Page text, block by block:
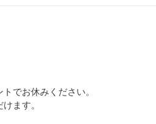
でお休みください。
ます。